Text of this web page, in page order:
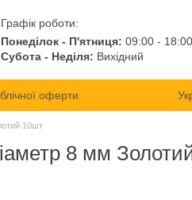
Графік роботи:
Понеділок - П'ятниця: 09:00 -
Субота - Неділя: Вихідний
оферти
10шт
8 мм